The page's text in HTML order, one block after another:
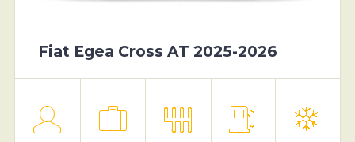
Fiat Egea Cross AT 2025-2026